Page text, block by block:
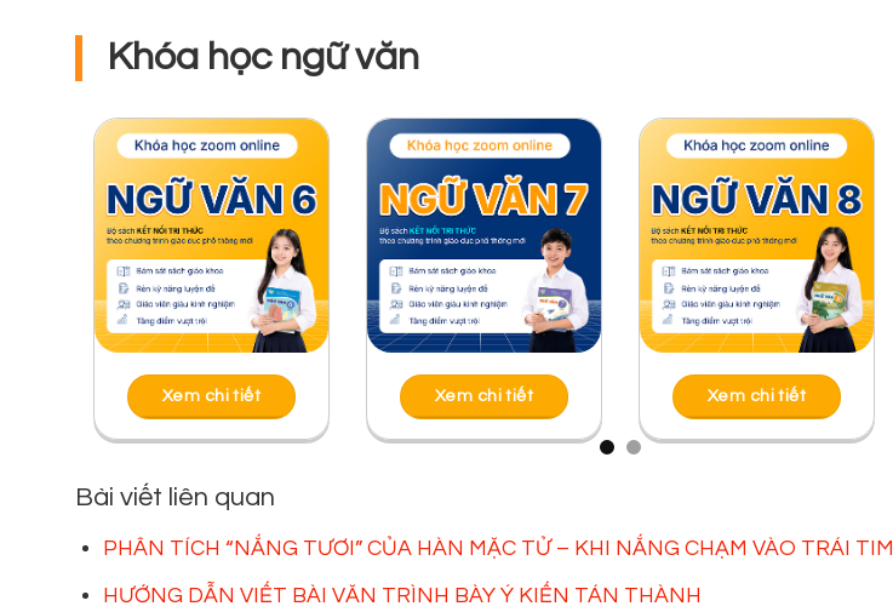
Khóa học ngữ văn
Xem chi tiết Xem chi tiết Xem chi tiết
Bài viết liên quan
PHÂN TÍCH “NẮNG TƯƠI” CỦA HÀN MẶC TỬ – KHI NẮNG CHẠM VÀO TRÁI TIM
HƯỚNG DẪN VIẾT BÀI VĂN TRÌNH BÀY Ý KIẾN TÁN THÀNH